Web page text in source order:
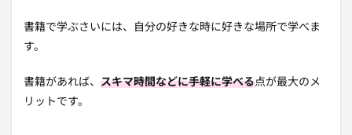
書籍で学ぶさいには、自分の好きな時に好きな場所で学べま
す。
書籍があれば、 スキマ時間などに手軽に学べる点が最大のメ
リットです。